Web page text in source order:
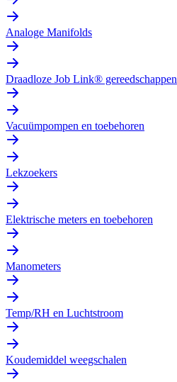
Analoge Manifolds
Draadloze Job Link® gereedschappen
Vacuümpompen en toebehoren
Lekzoekers
Elektrische meters en toebehoren
Manometers
Temp/RH en Luchtstroom
Koudemiddel weegschalen